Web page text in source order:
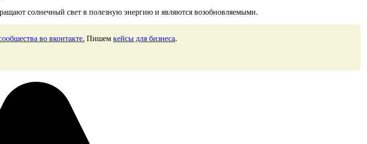
солнечный свет в полезную энергию и являются возобновляемыми.
во вконтакте. Пишем кейсы для бизнеса.